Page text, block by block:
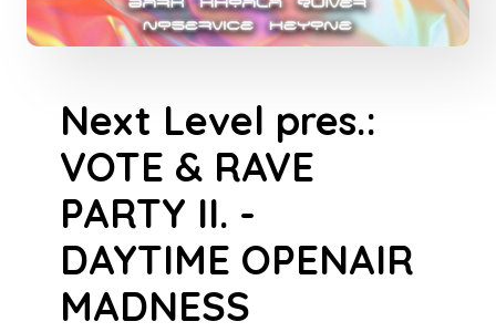
Next Level pres.:
VOTE & RAVE
PARTY II. -
DAYTIME OPENAIR
MADNESS